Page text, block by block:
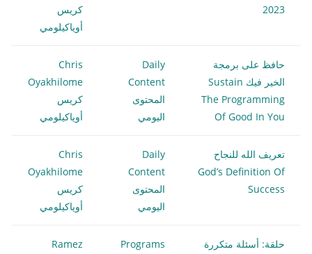
2023
كريس
أوياكيلومي
حافظ على برمجة
الخير فيك Sustain
The Programming
Of Good In You
Daily
Content
المحتوى
اليومي
Chris
Oyakhilome
كريس
أوياكيلومي
تعريف الله للنجاح
God’s Definition Of
Success
Daily
Content
المحتوى
اليومي
Chris
Oyakhilome
كريس
أوياكيلومي
حلقة: أسئلة متكررة
Programs
Ramez